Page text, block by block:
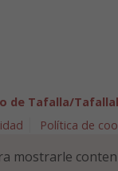
de Tafalla/
Política de
mostrarle